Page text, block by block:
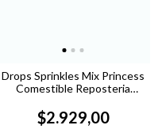
Drops Sprinkles Mix Princess
Comestible Reposteria
$2.929,00